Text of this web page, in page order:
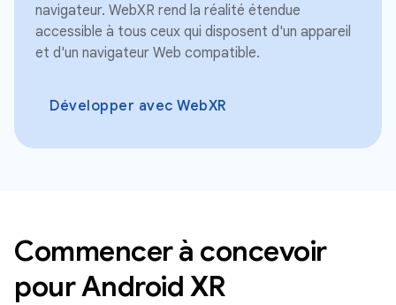
navigateur. WebXR rend la réalité étendue
accessible à tous ceux qui disposent d'un appareil
et d'un navigateur Web compatible.
Développer avec WebXR
Commencer à concevoir
pour Android XR